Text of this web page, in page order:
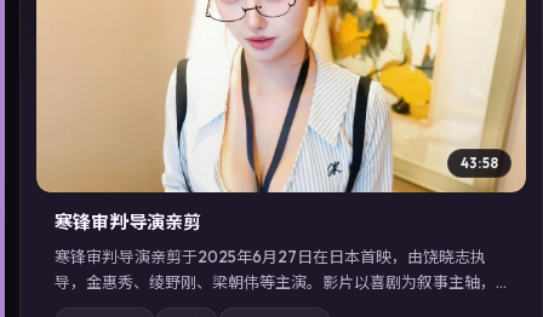
▶
43:58
寒锋审判·导演亲剪
寒锋审判·导演亲剪于2025年6月27日在日本首映，由饶晓志执
导，金惠秀、绫野刚、梁朝伟等主演。影片以喜剧为叙事主轴，
一次普通通勤演变成全城关注的生死营救；摄影与配乐强化地域